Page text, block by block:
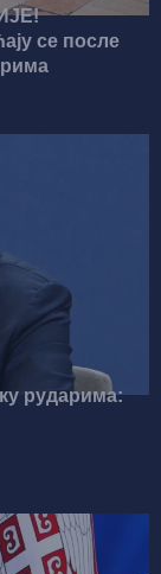
се после
рударима: